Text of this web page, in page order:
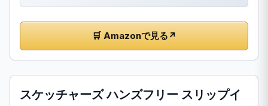
🛒 Amazonで見る ↗
スケッチャーズ ハンズフリー スリップイ